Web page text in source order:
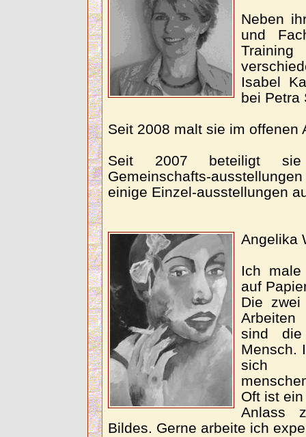
Neben
und
Isabel
bei Petra
Seit 2008 malt sie im offenen
Seit 2007 beteiligt
Gemeinschafts-
einige Einzel-ausstellungen
Angelika
Ich
auf
Die
Arbeiten
sind
Mensch.
sich
Oft ist
Anlass
Bildes. Gerne arbeite ich